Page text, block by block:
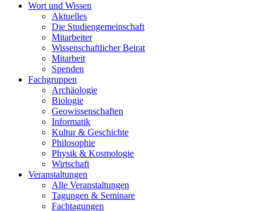
Wort und Wissen
Aktuelles
Die Studiengemeinschaft
Mitarbeiter
Wissenschaftlicher Beirat
Mitarbeit
Spenden
Fachgruppen
Archäologie
Biologie
Geowissenschaften
Informatik
Kultur & Geschichte
Philosophie
Physik & Kosmologie
Wirtschaft
Veranstaltungen
Alle Veranstaltungen
Tagungen & Seminare
Fachtagungen